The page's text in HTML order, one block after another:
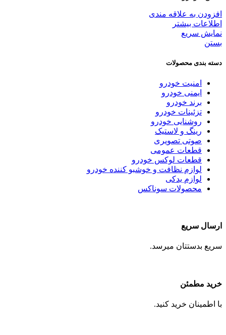
افزودن به علاقه مندی
اطلاعات بیشتر
نمایش سریع
بستن
دسته بندی محصولات
امنیت خودرو
ایمنی خودرو
برند خودرو
تزئینات خودرو
روشنایی خودرو
رینگ و لاستیک
صوتی تصویری
قطعات عمومی
قطعات لوکس خودرو
لوازم نظافت و خوشبو کننده خودرو
لوازم یدکی
محصولات سوناکس
ارسال سریع
سریع بدستتان میرسد.
خرید مطمئن
با اطمینان خرید کنید.